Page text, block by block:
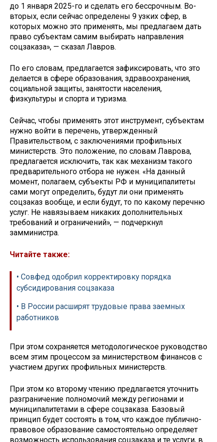
до 1 января 2025-го и сделать его бессрочным. Во-
вторых, если сейчас определены 9 узких сфер, в
которых можно это применять, мы предлагаем дать
право субъектам самим выбирать направления
соцзаказа», — сказал Лавров.
По его словам, предлагается зафиксировать, что это
делается в сфере образования, здравоохранения,
социальной защиты, занятости населения,
физкультуры и спорта и туризма.
Сейчас, чтобы применять этот инструмент, субъектам
нужно войти в перечень, утвержденный
Правительством, с заключениями профильных
министерств. Это положение, по словам Лаврова,
предлагается исключить, так как механизм такого
предварительного отбора не нужен. «На данный
момент, полагаем, субъекты РФ и муниципалитеты
сами могут определить, будут ли они применять
соцзаказ вообще, и если будут, то по какому перечню
услуг. Не навязываем никаких дополнительных
требований и ограничений», — подчеркнул
замминистра.
Читайте также:
• Совфед одобрил корректировку порядка
субсидирования соцзаказа
• В России расширят трудовые права заемных
работников
При этом сохраняется методологическое руководство
всем этим процессом за министерством финансов с
участием других профильных министерств.
При этом ко второму чтению предлагается уточнить
разграничение полномочий между регионами и
муниципалитетами в сфере соцзаказа. Базовый
принцип будет состоять в том, что каждое публично-
правовое образование самостоятельно определяет
возможность использования соцзаказа и те услуги, в